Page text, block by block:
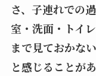
さ、子連れでの
室・洗面・トイ
まで見ておかな
と感じることがあ